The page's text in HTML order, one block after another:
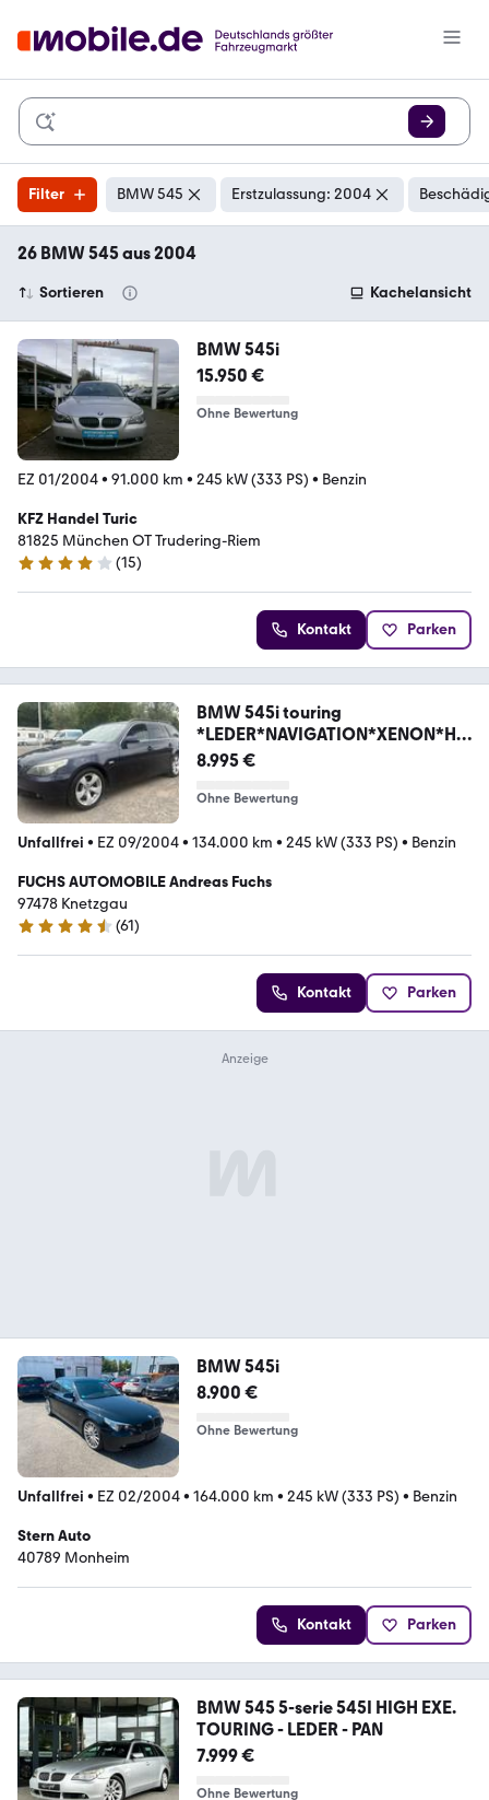
Filter BMW 545 Erstzulassung: 2004
26 BMW 545 aus 2004
Sortieren Kachelansicht
BMW 545i
15.950 €
Ohne Bewertung
EZ 01/2004• 91.000 km • 245 kW (333 PS) • Benzin
KFZ Handel Turic
81825 München OT Trudering-Riem
3.8 Sterne
(15)
Kontakt Parken
BMW 545i touring
*LEDER*NAVIGATION*XENON*HE
AD UP*
8.995 €
Ohne Bewertung
Unfallfrei • EZ 09/2004• 134.000 km • 245 kW (333 PS) • Benzin
FUCHS AUTOMOBILE Andreas Fuchs
97478 Knetzgau
4.5 Sterne
(61)
Kontakt Parken
BMW 545i
8.900 €
Ohne Bewertung
Unfallfrei • EZ 02/2004• 164.000 km • 245 kW (333 PS) • Benzin
Stern Auto
40789 Monheim
Kontakt Parken
BMW 545 5-serie 545I HIGH EXE.
TOURING - LEDER - PAN
7.999 €
Ohne Bewertung